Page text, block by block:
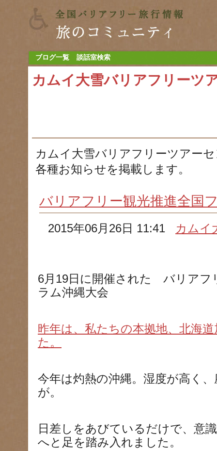
ブログ一覧 談話室検索
カムイ大雪バリアフリーツ
カムイ大雪バリアフリーツアー
各種お知らせを掲載します。
バリアフリー観光推進全国
2015年06月26日 11:41 カムイ
6月19日に開催された バリアフ
ラム沖縄大会
昨年は、私たちの本拠地、北海
た。
今年は灼熱の沖縄。湿度が高く
が。
日差しをあびているだけで、意
へと足を踏み入れました。